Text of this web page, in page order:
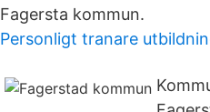
Fagersta kommun.
Personligt tranare